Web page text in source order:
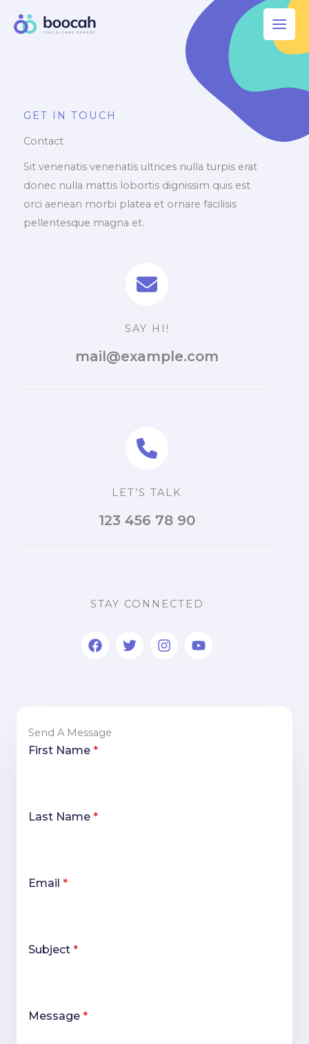
para
GET IN TOUCH
Contact
Sit venenatis venenatis ultrices nulla turpis erat
donec nulla mattis lobortis dignissim quis est
orci aenean morbi platea et ornare facilisis
pellentesque magna et.
SAY HI!
mail@example.com
LET’S TALK
123 456 78 90
STAY CONNECTED
Send A Message
First Name *
Last Name *
Email *
Subject *
Message *